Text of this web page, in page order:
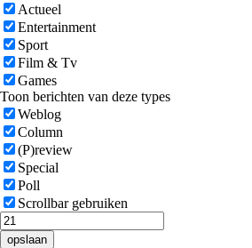
Actueel
Entertainment
Sport
Film & Tv
Games
Toon berichten van deze types
Weblog
Column
(P)review
Special
Poll
Scrollbar gebruiken
opslaan